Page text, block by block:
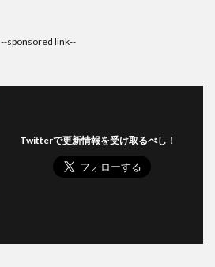
--sponsored link--
Twitterで更新情報を受け取るべし！